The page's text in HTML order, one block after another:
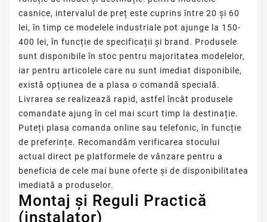
casnice, intervalul de preț este cuprins între 20 și 60
lei, în timp ce modelele industriale pot ajunge la 150-
400 lei, în funcție de specificații și brand. Produsele
sunt disponibile în stoc pentru majoritatea modelelor,
iar pentru articolele care nu sunt imediat disponibile,
există opțiunea de a plasa o comandă specială.
Livrarea se realizează rapid, astfel încât produsele
comandate ajung în cel mai scurt timp la destinație.
Puteți plasa comanda online sau telefonic, în funcție
de preferințe. Recomandăm verificarea stocului
actual direct pe platformele de vânzare pentru a
beneficia de cele mai bune oferte și de disponibilitatea
imediată a produselor.
Montaj și Reguli Practică
(instalator)